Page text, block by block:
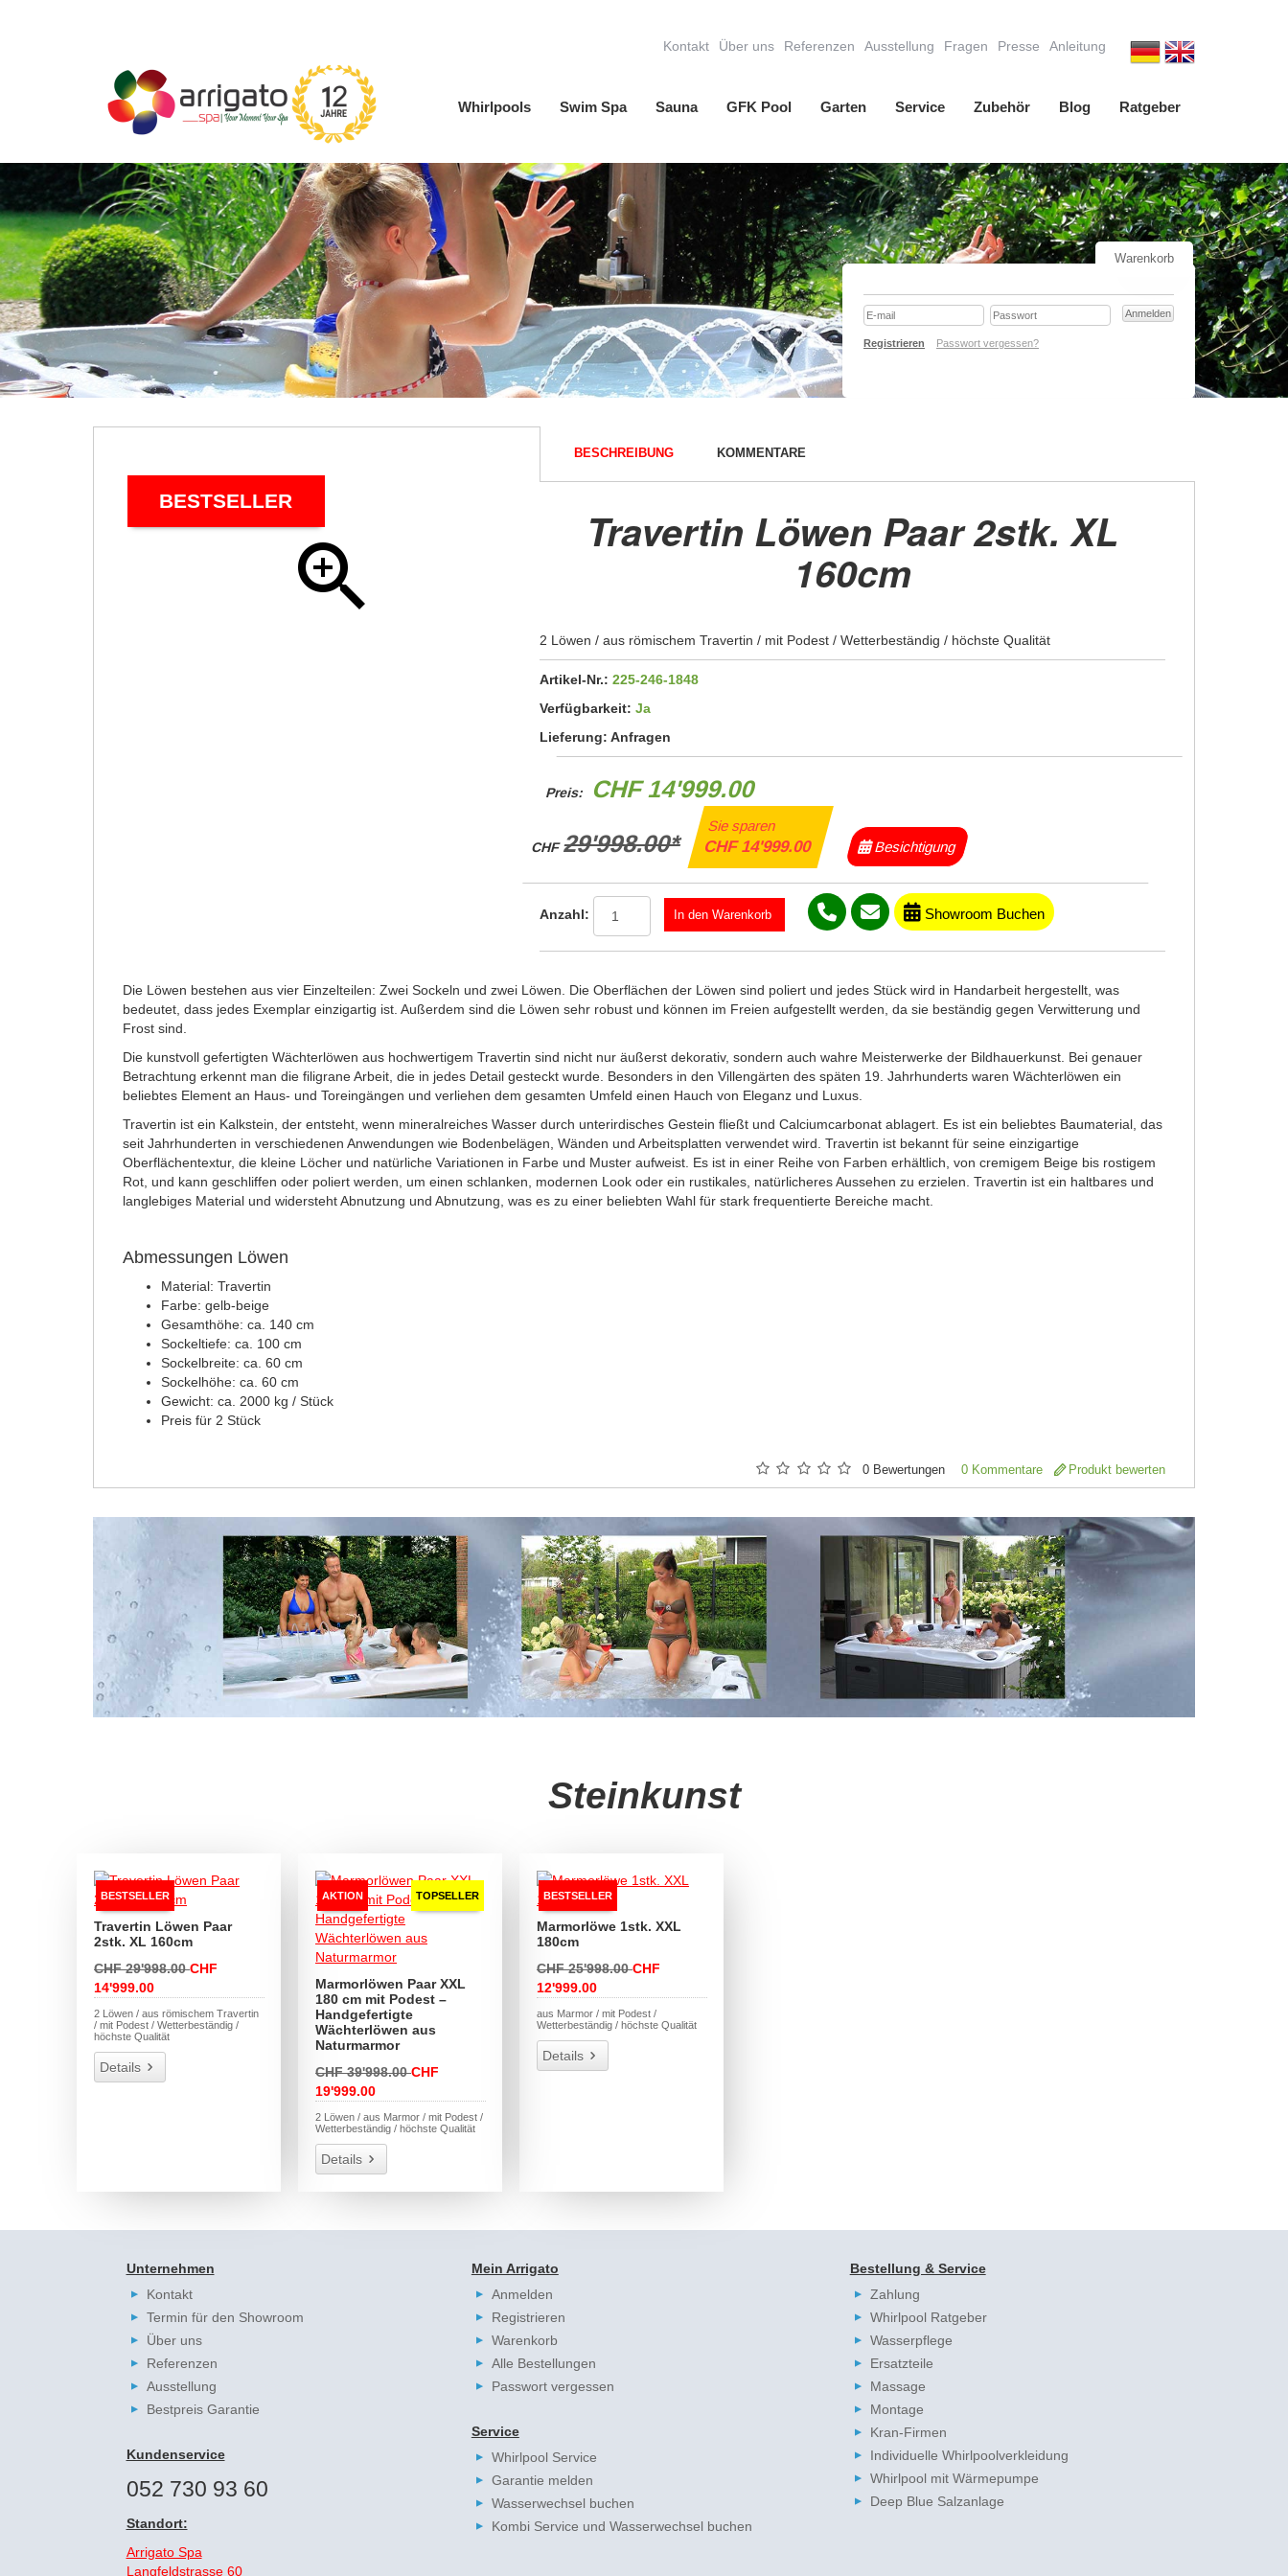
Whirlpools Swim Spa Sauna GFK Pool Garten Service Zubehör Blog Ratgeber
Kontakt Über uns Referenzen Ausstellung Fragen Presse Anleitung
Warenkorb
Registrieren Passwort vergessen?
BESTSELLER
BESCHREIBUNG KOMMENTARE
Travertin Löwen Paar 2stk. XL
160cm
2 Löwen / aus römischem Travertin / mit Podest / Wetterbeständig / höchste Qualität
Artikel-Nr.:225-246-1848
Verfügbarkeit:Ja
Lieferung:Anfragen
Preis: CHF 14'999.00
CHF29'998.00*
Sie sparen
CHF 14'999.00 Besichtigung
Anzahl: Showroom Buchen
Die Löwen bestehen aus vier Einzelteilen: Zwei Sockeln und zwei Löwen. Die Oberflächen der Löwen sind poliert und jedes Stück wird in Handarbeit hergestellt, was
bedeutet, dass jedes Exemplar einzigartig ist. Außerdem sind die Löwen sehr robust und können im Freien aufgestellt werden, da sie beständig gegen Verwitterung und
Frost sind.
Die kunstvoll gefertigten Wächterlöwen aus hochwertigem Travertin sind nicht nur äußerst dekorativ, sondern auch wahre Meisterwerke der Bildhauerkunst. Bei genauer
Betrachtung erkennt man die filigrane Arbeit, die in jedes Detail gesteckt wurde. Besonders in den Villengärten des späten 19. Jahrhunderts waren Wächterlöwen ein
beliebtes Element an Haus- und Toreingängen und verliehen dem gesamten Umfeld einen Hauch von Eleganz und Luxus.
Travertin ist ein Kalkstein, der entsteht, wenn mineralreiches Wasser durch unterirdisches Gestein fließt und Calciumcarbonat ablagert. Es ist ein beliebtes Baumaterial, das
seit Jahrhunderten in verschiedenen Anwendungen wie Bodenbelägen, Wänden und Arbeitsplatten verwendet wird. Travertin ist bekannt für seine einzigartige
Oberflächentextur, die kleine Löcher und natürliche Variationen in Farbe und Muster aufweist. Es ist in einer Reihe von Farben erhältlich, von cremigem Beige bis rostigem
Rot, und kann geschliffen oder poliert werden, um einen schlanken, modernen Look oder ein rustikales, natürlicheres Aussehen zu erzielen. Travertin ist ein haltbares und
langlebiges Material und widersteht Abnutzung und Abnutzung, was es zu einer beliebten Wahl für stark frequentierte Bereiche macht.
Abmessungen Löwen
Material: Travertin
Farbe: gelb-beige
Gesamthöhe: ca. 140 cm
Sockeltiefe: ca. 100 cm
Sockelbreite: ca. 60 cm
Sockelhöhe: ca. 60 cm
Gewicht: ca. 2000 kg / Stück
Preis für 2 Stück
0 Bewertungen 0 Kommentare Produkt bewerten
Steinkunst
BESTSELLER
Travertin Löwen Paar
2stk. XL 160cm
CHF 29'998.00CHF
14'999.00
2 Löwen / aus römischem Travertin
/ mit Podest / Wetterbeständig /
höchste Qualität
Details
AKTION TOPSELLER
Marmorlöwen Paar XXL
180 cm mit Podest –
Handgefertigte
Wächterlöwen aus
Naturmarmor
CHF 39'998.00CHF
19'999.00
2 Löwen / aus Marmor / mit Podest /
Wetterbeständig / höchste Qualität
Details
BESTSELLER
Marmorlöwe 1stk. XXL
180cm
CHF 25'998.00CHF
12'999.00
aus Marmor / mit Podest /
Wetterbeständig / höchste Qualität
Details
Unternehmen
Kontakt
Termin für den Showroom
Über uns
Referenzen
Ausstellung
Bestpreis Garantie
Kundenservice
052 730 93 60
Standort:
Arrigato Spa
Langfeldstrasse 60
Mein Arrigato
Anmelden
Registrieren
Warenkorb
Alle Bestellungen
Passwort vergessen
Service
Whirlpool Service
Garantie melden
Wasserwechsel buchen
Kombi Service und Wasserwechsel buchen
Bestellung & Service
Zahlung
Whirlpool Ratgeber
Wasserpflege
Ersatzteile
Massage
Montage
Kran-Firmen
Individuelle Whirlpoolverkleidung
Whirlpool mit Wärmepumpe
Deep Blue Salzanlage